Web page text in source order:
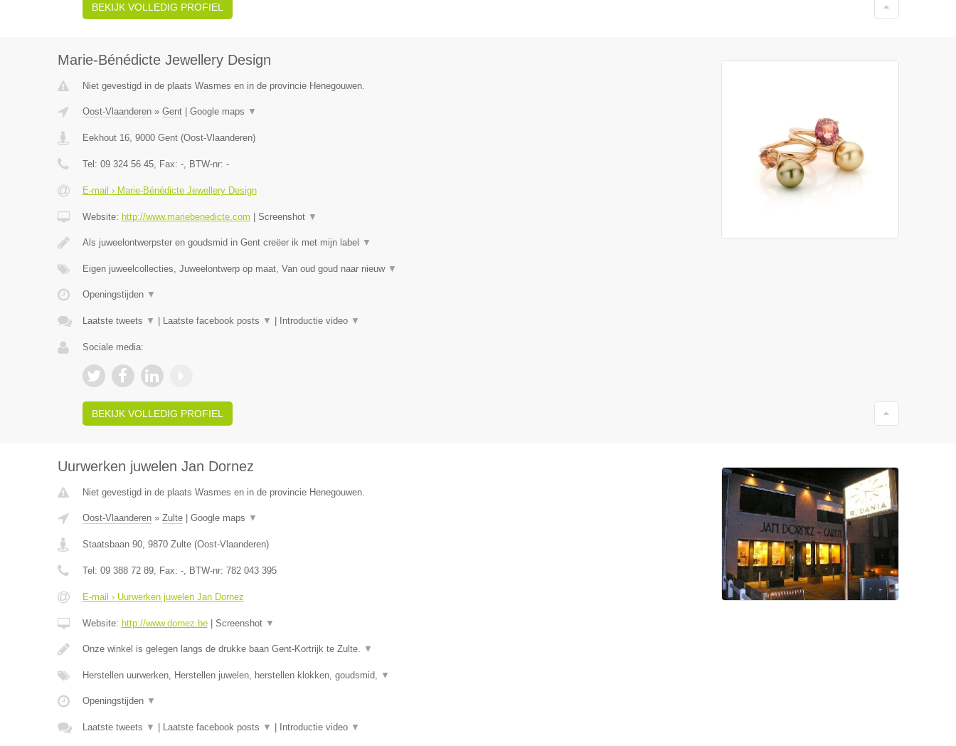
BEKIJK VOLLEDIG PROFIEL
Marie-Bénédicte Jewellery Design
Niet gevestigd in de plaats Wasmes en in de provincie Henegouwen.
Oost-Vlaanderen» Gent| Google maps ▼
Eekhout 16, 9000 Gent(Oost-Vlaanderen)
Tel: 09 324 56 45, Fax: -, BTW-nr: -
E-mail › Marie-Bénédicte Jewellery Design
Website: http://www.mariebenedicte.com Screenshot ▼
Als juweelontwerpster en goudsmid in Gent creëer ik met mijn label ▼
Eigen juweelcollecties, Juweelontwerp op maat, Van oud goud naar nieuw ▼
Openingstijden ▼
Laatste tweets ▼ Laatste facebook posts ▼ Introductie video ▼
Sociale media:
BEKIJK VOLLEDIG PROFIEL
Uurwerken juwelen Jan Dornez
Niet gevestigd in de plaats Wasmes en in de provincie Henegouwen.
Oost-Vlaanderen» Zulte| Google maps ▼
Staatsbaan 90, 9870 Zulte(Oost-Vlaanderen)
Tel: 09 388 72 89, Fax: -, BTW-nr: 782 043 395
E-mail › Uurwerken juwelen Jan Dornez
Website: http://www.dornez.be| Screenshot ▼
Onze winkel is gelegen langs de drukke baan Gent-Kortrijk te Zulte. ▼
Herstellen uurwerken, Herstellen juwelen, herstellen klokken, goudsmid, ▼
Openingstijden ▼
Laatste tweets ▼ Laatste facebook posts ▼ Introductie video ▼